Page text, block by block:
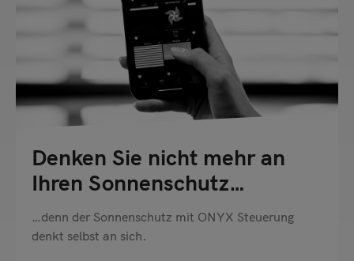
Denken Sie nicht mehr an
Ihren Sonnenschutz…
…denn der Sonnenschutz mit ONYX Steuerung
denkt selbst an sich.